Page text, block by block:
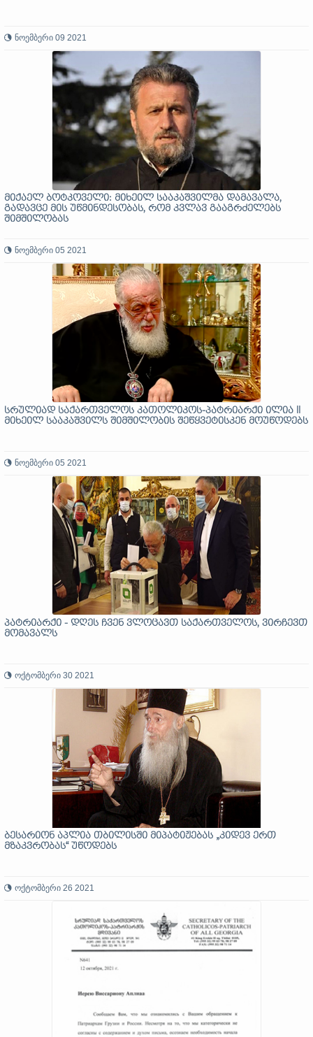
ნოემბერი 09 2021
მიქაელ ბოტკოველი: მიხეილ სააკაშვილმა დამავალა,
გადავცე მის უწმინდესობას, რომ კვლავ გააგრძელებს
შიმშილობას
ნოემბერი 05 2021
სრულიად საქართველოს კათოლიკოს-პატრიარქი ილია II
მიხეილ სააკაშვილს შიმშილობის შეწყვეტისკენ მოუწოდებს
ნოემბერი 05 2021
პატრიარქი - დღეს ჩვენ ვლოცავთ საქართველოს, ვირჩევთ
მომავალს
ოქტომბერი 30 2021
ბესარიონ აპლია თბილისში მიპატიჟებას „კიდევ ერთ
მზაკვრობას“ უწოდებს
ოქტომბერი 26 2021